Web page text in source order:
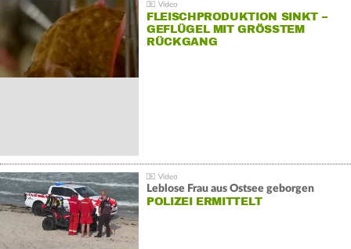
FLEISCHPRODUKTION SINKT –
GEFLÜGEL MIT GRÖSSTEM R
ÜCKGANG
Leblose Frau aus Ostsee geborgen
POLIZEI ERMITTELT